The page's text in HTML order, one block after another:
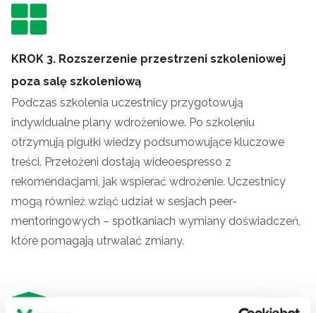
KROK 3. Rozszerzenie przestrzeni szkoleniowej
poza salę szkoleniową
Podczas szkolenia uczestnicy przygotowują
indywidualne plany wdrożeniowe. Po szkoleniu
otrzymują pigułki wiedzy podsumowujące kluczowe
treści. Przełożeni dostają wideoespresso z
rekomendacjami, jak wspierać wdrożenie. Uczestnicy
mogą również wziąć udział w sesjach peer-
mentoringowych – spotkaniach wymiany doświadczeń,
które pomagają utrwalać zmiany.